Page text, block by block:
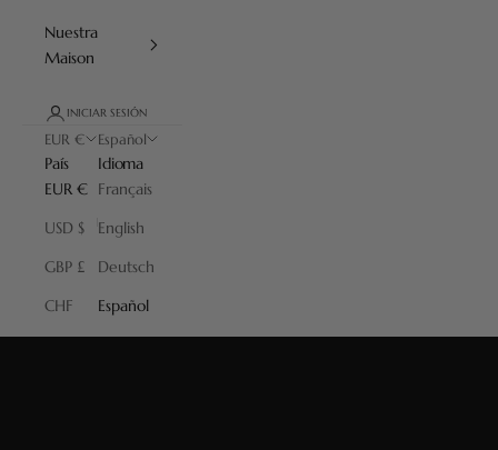
Nuestra
Maison
INICIAR SESIÓN
EUR €
País
EUR €
USD $
GBP £
CHF
Español
Idioma
Français
English
Deutsch
EspañolDécouvrez nos produits Iconiques